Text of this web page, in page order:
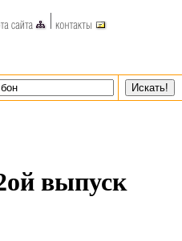
выпуск